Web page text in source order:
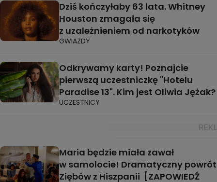
Dziś kończyłaby 63 lata. Whitney
Houston zmagała się
z uzależnieniem od narkotyków
GWIAZDY
Odkrywamy karty! Poznajcie
pierwszą uczestniczkę "Hotelu
Paradise 13". Kim jest Oliwia Jężak?
UCZESTNICY
Maria będzie miała zawał
w samolocie! Dramatyczny powrót
Ziębów z Hiszpanii [ZAPOWIEDŹ